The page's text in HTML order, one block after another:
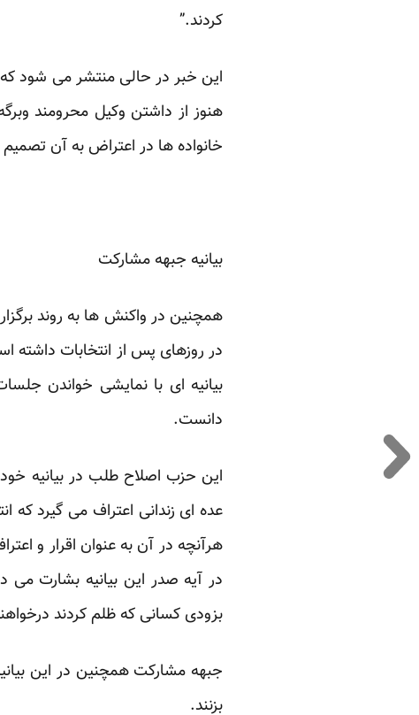
کردند.”
این خبر در حالی منتشر می شود که
هنوز از داشتن وکیل محرومند
خانواده ها در اعتراض به آن
بیانیه جبهه مشارکت
همچنین در واکنش ها به روند
در روزهای پس از انتخابات داشته
بیانیه ای با نمایشی خواندن
دانست.
این حزب اصلاح طلب در بیانیه
عده ای زندانی اعتراف می گیرد که
هرآنچه در آن به عنوان اقرار و
در آیه صدر این بیانیه بشارت می
بزودی کسانی که ظلم کردند
جبهه مشارکت همچنین در این
بزنند.